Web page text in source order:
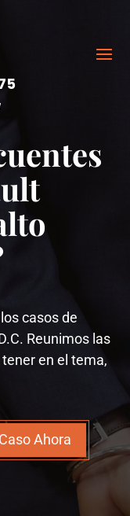
casos de
Reunimos las
en el tema,
Ahora